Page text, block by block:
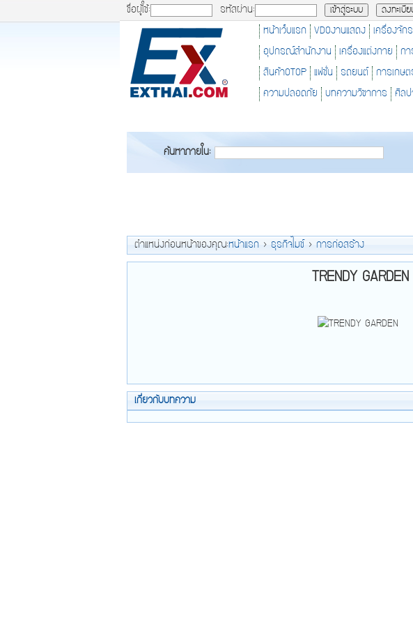
ชื่อผู้ใช้: รหัสผ่าน:
หน้าเว็บแรก VDOงานแสดง เครื่องจัก
อุปกรณ์สำนักงาน เครื่องแต่งกาย กา
สินค้าOTOP แฟชั่น รถยนต์ การเกษต
ความปลอดภัย บทความวิชาการ ศิล
ค้นหาภายใน:
ตำแหน่งก่อนหน้าของคุณ:หน้าแรก > ธุรกิจไมซ์ > การก่อสร้าง
TRENDY GARDEN
เกี่ยวกับบทความ